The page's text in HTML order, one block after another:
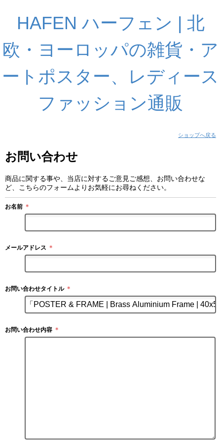
HAFEN ハーフェン | 北
欧・ヨーロッパの雑貨・ア
ートポスター、レディース
ファッション通販
ショップへ戻る
お問い合わせ
商品に関する事や、当店に対するご意見ご感想、お問い合わせな
ど、こちらのフォームよりお気軽にお尋ねください。
お名前 ＊
メールアドレス ＊
お問い合わせタイトル ＊
お問い合わせ内容 ＊